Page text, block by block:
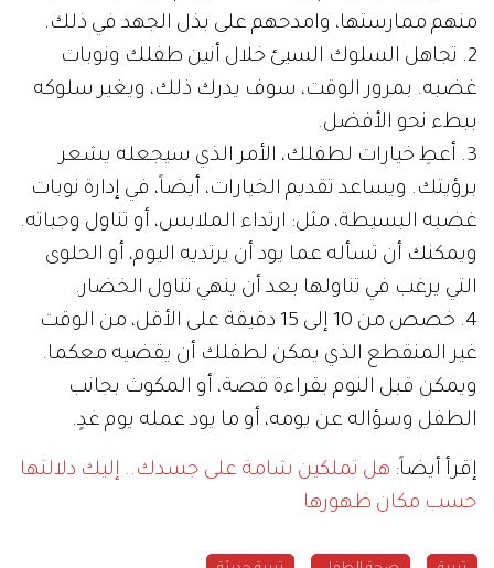
منهم ممارستها، وامدحهم على بذل الجهد في ذلك.
2. تجاهل السلوك السيئ خلال أنين طفلك ونوبات
غضبه. بمرور الوقت، سوف يدرك ذلك، ويغير سلوكه
ببطء نحو الأفضل.
3. أعطِ خيارات لطفلك، الأمر الذي سيجعله يشعر
برؤيتك. ويساعد تقديم الخيارات، أيضاً، في إدارة نوبات
غضبه البسيطة، مثل: ارتداء الملابس، أو تناول وجباته.
ويمكنك أن تسأله عما يود أن يرتديه اليوم، أو الحلوى
التي يرغب في تناولها بعد أن ينهي تناول الخضار.
4. خصص من 10 إلى 15 دقيقة على الأقل، من الوقت
غير المنقطع الذي يمكن لطفلك أن يقضيه معكما.
ويمكن قبل النوم بقراءة قصة، أو المكوث بجانب
الطفل وسؤاله عن يومه، أو ما يود عمله يوم غدٍ.
إقرأ أيضاً: هل تملكين شامة على جسدك.. إليك دلالتها
حسب مكان ظهورها